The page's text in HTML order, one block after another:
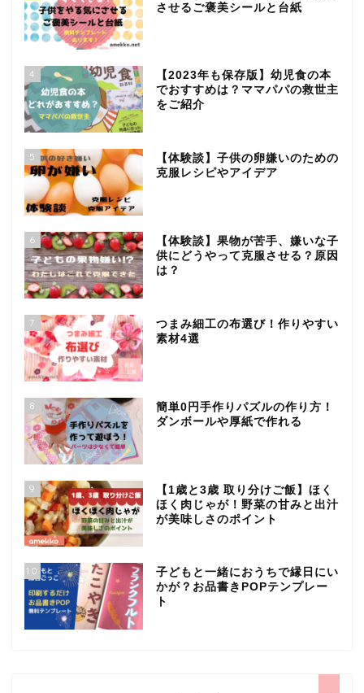
させるご褒美シールと台紙
4
【2023年も保存版】幼児食の本
でおすすめは？ママパパの救世主
をご紹介
5
【体験談】子供の卵嫌いのための
克服レシピやアイデア
6
【体験談】果物が苦手、嫌いな子
供にどうやって克服させる？原因
は？
7
つまみ細工の布選び！作りやすい
素材4選
8
簡単0円手作りパズルの作り方！
ダンボールや厚紙で作れる
9
【1歳と3歳 取り分けご飯】ほく
ほく肉じゃが！野菜の甘みと出汁
が美味しさのポイント
10
子どもと一緒におうちで縁日にい
かが？お品書きPOPテンプレー
ト